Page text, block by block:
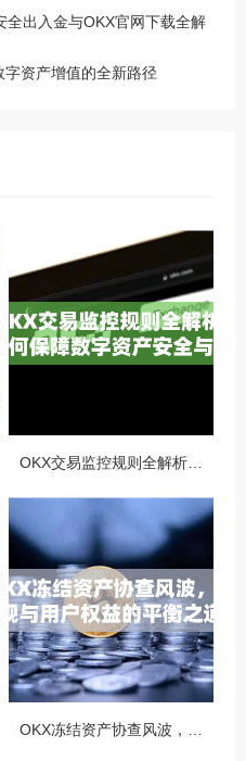
全出入金与OKX官网下载全解
资产增值的全新路径